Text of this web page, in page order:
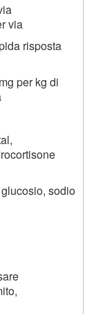
via
risposta
per kg di
sodio